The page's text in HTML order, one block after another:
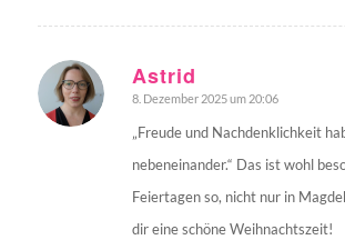
Astrid
sagte:
8. Dezember 2025 um 20:06
„Freude und Nachdenklichkeit
nebeneinander.“ Das ist wohl
Feiertagen so, nicht nur in
dir eine schöne Weihnachtszeit!